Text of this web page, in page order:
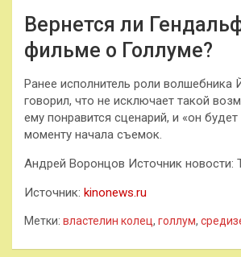
Вернется ли
фильме о Голлуме?
Ранее исполнитель роли волшебника
говорил, что не исключает такой
ему понравится сценарий, и «он
моменту начала съемок.
Андрей Воронцов Источник новости:
Источник: kinonews.ru
Метки: властелин колец, голлум,